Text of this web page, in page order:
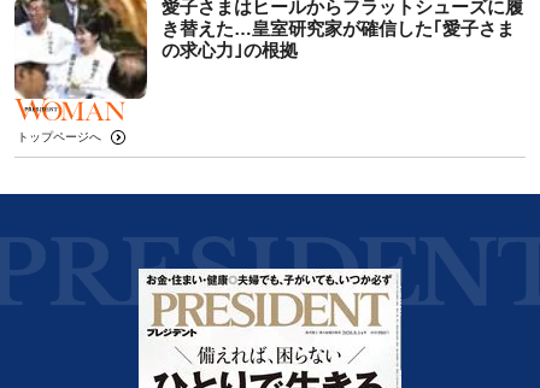
愛子さまはヒールからフラットシューズに履
き替えた…皇室研究家が確信した｢愛子さま
の求心力｣の根拠
トップページへ